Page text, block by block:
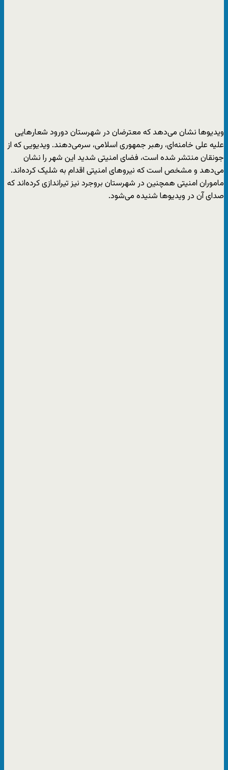
ویدیوها نشان می‌دهد که معترضان در شهرستان دورود شعارهایی
علیه علی خامنه‌ای، رهبر جمهوری اسلامی، سرمی‌دهند. ویدیویی که از
جونقان منتشر شده است، فضای امنیتی شدید این شهر را نشان
می‌دهد و مشخص است که نیروهای امنیتی اقدام به شلیک کرده‌اند.
ماموران امنیتی همچنین در شهرستان بروجرد نیز تیراندازی کرده‌اند که
صدای آن در ویدیوها شنیده می‌شود.